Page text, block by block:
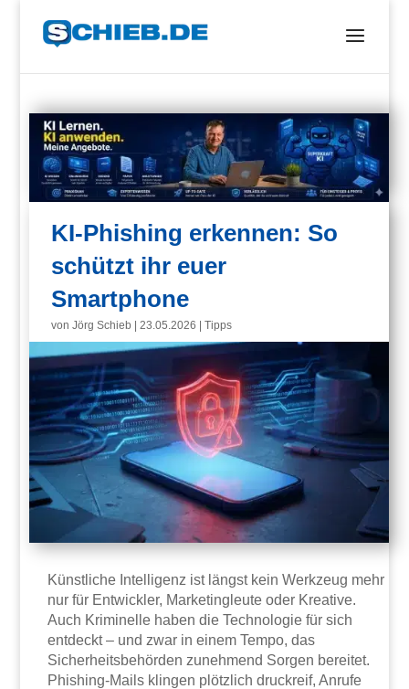
KI-Phishing erkennen: So
schützt ihr euer
Smartphone
vonJörg Schieb |23.05.2026 |Tipps
Künstliche Intelligenz ist längst kein Werkzeug mehr
nur für Entwickler, Marketingleute oder Kreative.
Auch Kriminelle haben die Technologie für sich
entdeckt – und zwar in einem Tempo, das
Sicherheitsbehörden zunehmend Sorgen bereitet.
Phishing-Mails klingen plötzlich druckreif, Anrufe